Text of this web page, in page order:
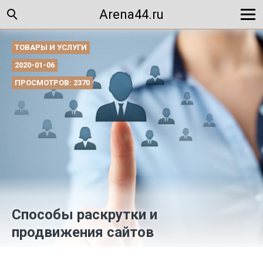
Arena44.ru
ТОВАРЫ И УСЛУГИ
2020-01-06
ПРОСМОТРОВ: 2370
Способы раскрутки и
продвижения сайтов